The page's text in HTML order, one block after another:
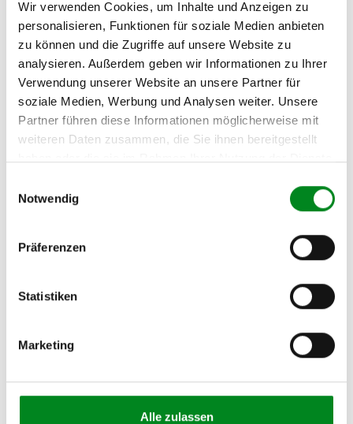
Wir verwenden Cookies, um Inhalte und Anzeigen zu
personalisieren, Funktionen für soziale Medien anbieten
zu können und die Zugriffe auf unsere Website zu
analysieren. Außerdem geben wir Informationen zu Ihrer
Verwendung unserer Website an unsere Partner für
soziale Medien, Werbung und Analysen weiter. Unsere
Partner führen diese Informationen möglicherweise mit
weiteren Daten zusammen, die Sie ihnen bereitgestellt
Notwendig
Präferenzen
Statistiken
Marketing
Alle zulassen
Passende Fahrzeuge: